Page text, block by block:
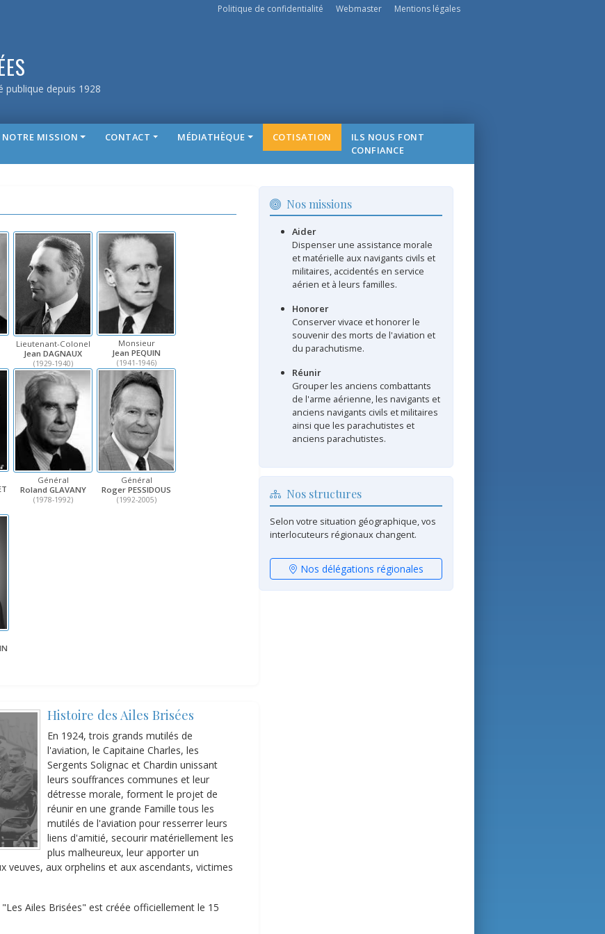
Politique de confidentialité Webmaster Mentions légales
publique depuis 1928
NOTRE MISSION CONTACT MÉDIATHÈQUE COTISATION
ILS NOUS FONT
CONFIANCE
Lieutenant-Colonel
Jean DAGNAUX
(1929-1940)
Monsieur
Jean PEQUIN
(1941-1946)
Général
Roland GLAVANY
(1978-1992)
Général
Roger PESSIDOUS
(1992-2005)
Histoire des Ailes Brisées
En 1924, trois grands mutilés de
l'aviation, le Capitaine Charles, les
Sergents Solignac et Chardin unissant
leurs souffrances communes et leur
détresse morale, forment le projet de
réunir en une grande Famille tous les
mutilés de l'aviation pour resserrer leurs
liens d'amitié, secourir matériellement les
plus malheureux, leur apporter un
veuves, aux orphelins et aux ascendants, victimes
Ailes Brisées" est créée officiellement le 15
Nos missions
Aider
Dispenser une assistance morale
et matérielle aux navigants civils et
militaires, accidentés en service
aérien et à leurs familles.
Honorer
Conserver vivace et honorer le
souvenir des morts de l'aviation et
du parachutisme.
Réunir
Grouper les anciens combattants
de l'arme aérienne, les navigants et
anciens navigants civils et militaires
ainsi que les parachutistes et
anciens parachutistes.
Nos structures
Selon votre situation géographique, vos
interlocuteurs régionaux changent.
Nos délégations régionales